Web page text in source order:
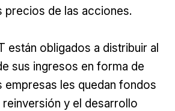
precios de las acciones.
están obligados a distribuir al
sus ingresos en forma de
empresas les quedan fondos
reinversión y el desarrollo